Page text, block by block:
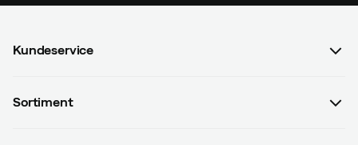
Kundeservice
Kontakt oss
Sortiment